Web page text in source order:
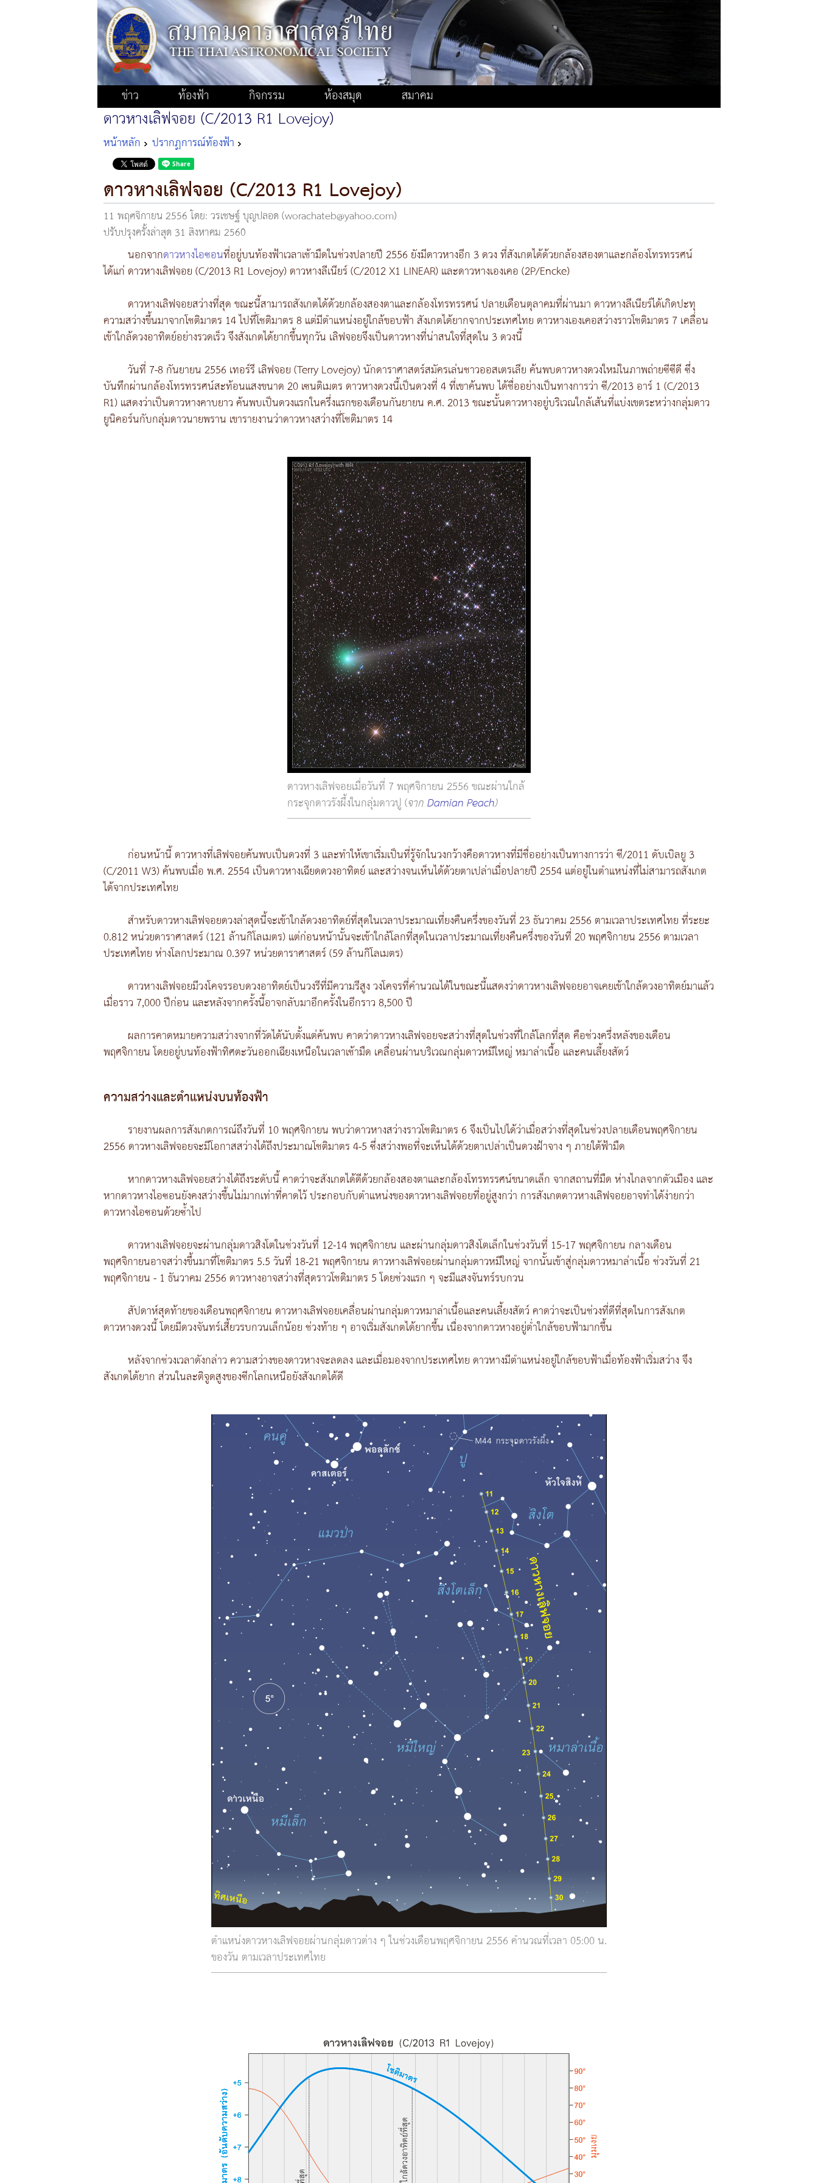
ข่าว ท้องฟ้า กิจกรรม ห้องสมุด สมาคม
ดาวหางเลิฟจอย (C/2013 R1 Lovejoy)
หน้าหลัก ปรากฏการณ์ท้องฟ้า
ดาวหางเลิฟจอย (C/2013 R1 Lovejoy)
11 พฤศจิกายน 2556โดย: วรเชษฐ์ บุญปลอด (worachateb@yahoo.com)
ปรับปรุงครั้งล่าสุด 31 สิงหาคม 2560
นอกจากดาวหางไอซอนที่อยู่บนท้องฟ้าเวลาเช้ามืดในช่วงปลายปี 2556 ยังมีดาวหางอีก 3 ดวง ที่สังเกตได้ด้วยกล้องสองตาและกล้องโทรทรรศน์
ได้แก่ ดาวหางเลิฟจอย (C/2013 R1 Lovejoy) ดาวหางลีเนียร์ (C/2012 X1 LINEAR) และดาวหางเองเคอ (2P/Encke)
ดาวหางเลิฟจอยสว่างที่สุด ขณะนี้สามารถสังเกตได้ด้วยกล้องสองตาและกล้องโทรทรรศน์ ปลายเดือนตุลาคมที่ผ่านมา ดาวหางลีเนียร์ได้เกิดปะทุ
ความสว่างขึ้นมาจากโชติมาตร 14 ไปที่โชติมาตร 8 แต่มีตำแหน่งอยู่ใกล้ขอบฟ้า สังเกตได้ยากจากประเทศไทย ดาวหางเองเคอสว่างราวโชติมาตร 7 เคลื่อน
เข้าใกล้ดวงอาทิตย์อย่างรวดเร็ว จึงสังเกตได้ยากขึ้นทุกวัน เลิฟจอยจึงเป็นดาวหางที่น่าสนใจที่สุดใน 3 ดวงนี้
วันที่ 7-8 กันยายน 2556 เทอร์รี เลิฟจอย (Terry Lovejoy) นักดาราศาสตร์สมัครเล่นชาวออสเตรเลีย ค้นพบดาวหางดวงใหม่ในภาพถ่ายซีซีดี ซึ่ง
บันทึกผ่านกล้องโทรทรรศน์สะท้อนแสงขนาด 20 เซนติเมตร ดาวหางดวงนี้เป็นดวงที่ 4 ที่เขาค้นพบ ได้ชื่ออย่างเป็นทางการว่า ซี/2013 อาร์ 1 (C/2013
R1) แสดงว่าเป็นดาวหางคาบยาว ค้นพบเป็นดวงแรกในครึ่งแรกของเดือนกันยายน ค.ศ. 2013 ขณะนั้นดาวหางอยู่บริเวณใกล้เส้นที่แบ่งเขตระหว่างกลุ่มดาว
ยูนิคอร์นกับกลุ่มดาวนายพราน เขารายงานว่าดาวหางสว่างที่โชติมาตร 14
ดาวหางเลิฟจอยเมื่อวันที่ 7 พฤศจิกายน 2556 ขณะผ่านใกล้
กระจุกดาวรังผึ้งในกลุ่มดาวปู (จากDamian Peach)
ก่อนหน้านี้ ดาวหางที่เลิฟจอยค้นพบเป็นดวงที่ 3 และทำให้เขาเริ่มเป็นที่รู้จักในวงกว้างคือดาวหางที่มีชื่ออย่างเป็นทางการว่า ซี/2011 ดับเบิลยู 3
(C/2011 W3) ค้นพบเมื่อ พ.ศ. 2554 เป็นดาวหางเฉียดดวงอาทิตย์ และสว่างจนเห็นได้ด้วยตาเปล่าเมื่อปลายปี 2554 แต่อยู่ในตำแหน่งที่ไม่สามารถสังเกต
ได้จากประเทศไทย
สำหรับดาวหางเลิฟจอยดวงล่าสุดนี้จะเข้าใกล้ดวงอาทิตย์ที่สุดในเวลาประมาณเที่ยงคืนครึ่งของวันที่ 23 ธันวาคม 2556 ตามเวลาประเทศไทย ที่ระยะ
0.812 หน่วยดาราศาสตร์ (121 ล้านกิโลเมตร) แต่ก่อนหน้านั้นจะเข้าใกล้โลกที่สุดในเวลาประมาณเที่ยงคืนครึ่งของวันที่ 20 พฤศจิกายน 2556 ตามเวลา
ประเทศไทย ห่างโลกประมาณ 0.397 หน่วยดาราศาสตร์ (59 ล้านกิโลเมตร)
ดาวหางเลิฟจอยมีวงโคจรรอบดวงอาทิตย์เป็นวงรีที่มีความรีสูง วงโคจรที่คำนวณได้ในขณะนี้แสดงว่าดาวหางเลิฟจอยอาจเคยเข้าใกล้ดวงอาทิตย์มาแล้ว
เมื่อราว 7,000 ปีก่อน และหลังจากครั้งนี้อาจกลับมาอีกครั้งในอีกราว 8,500 ปี
ผลการคาดหมายความสว่างจากที่วัดได้นับตั้งแต่ค้นพบ คาดว่าดาวหางเลิฟจอยจะสว่างที่สุดในช่วงที่ใกล้โลกที่สุด คือช่วงครึ่งหลังของเดือน
พฤศจิกายน โดยอยู่บนท้องฟ้าทิศตะวันออกเฉียงเหนือในเวลาเช้ามืด เคลื่อนผ่านบริเวณกลุ่มดาวหมีใหญ่ หมาล่าเนื้อ และคนเลี้ยงสัตว์
ความสว่างและตำแหน่งบนท้องฟ้า
รายงานผลการสังเกตการณ์ถึงวันที่ 10 พฤศจิกายน พบว่าดาวหางสว่างราวโชติมาตร 6 จึงเป็นไปได้ว่าเมื่อสว่างที่สุดในช่วงปลายเดือนพฤศจิกายน
2556 ดาวหางเลิฟจอยจะมีโอกาสสว่างได้ถึงประมาณโชติมาตร 4-5 ซึ่งสว่างพอที่จะเห็นได้ด้วยตาเปล่าเป็นดวงฝ้าจาง ๆ ภายใต้ฟ้ามืด
หากดาวหางเลิฟจอยสว่างได้ถึงระดับนี้ คาดว่าจะสังเกตได้ดีด้วยกล้องสองตาและกล้องโทรทรรศน์ขนาดเล็ก จากสถานที่มืด ห่างไกลจากตัวเมือง และ
หากดาวหางไอซอนยังคงสว่างขึ้นไม่มากเท่าที่คาดไว้ ประกอบกับตำแหน่งของดาวหางเลิฟจอยที่อยู่สูงกว่า การสังเกตดาวหางเลิฟจอยอาจทำได้ง่ายกว่า
ดาวหางไอซอนด้วยซ้ำไป
ดาวหางเลิฟจอยจะผ่านกลุ่มดาวสิงโตในช่วงวันที่ 12-14 พฤศจิกายน และผ่านกลุ่มดาวสิงโตเล็กในช่วงวันที่ 15-17 พฤศจิกายน กลางเดือน
พฤศจิกายนอาจสว่างขึ้นมาที่โชติมาตร 5.5 วันที่ 18-21 พฤศจิกายน ดาวหางเลิฟจอยผ่านกลุ่มดาวหมีใหญ่ จากนั้นเข้าสู่กลุ่มดาวหมาล่าเนื้อ ช่วงวันที่ 21
พฤศจิกายน - 1 ธันวาคม 2556 ดาวหางอาจสว่างที่สุดราวโชติมาตร 5 โดยช่วงแรก ๆ จะมีแสงจันทร์รบกวน
สัปดาห์สุดท้ายของเดือนพฤศจิกายน ดาวหางเลิฟจอยเคลื่อนผ่านกลุ่มดาวหมาล่าเนื้อและคนเลี้ยงสัตว์ คาดว่าจะเป็นช่วงที่ดีที่สุดในการสังเกต
ดาวหางดวงนี้ โดยมีดวงจันทร์เสี้ยวรบกวนเล็กน้อย ช่วงท้าย ๆ อาจเริ่มสังเกตได้ยากขึ้น เนื่องจากดาวหางอยู่ต่ำใกล้ขอบฟ้ามากขึ้น
หลังจากช่วงเวลาดังกล่าว ความสว่างของดาวหางจะลดลง และเมื่อมองจากประเทศไทย ดาวหางมีตำแหน่งอยู่ใกล้ขอบฟ้าเมื่อท้องฟ้าเริ่มสว่าง จึง
สังเกตได้ยาก ส่วนในละติจูดสูงของซีกโลกเหนือยังสังเกตได้ดี
ตำแหน่งดาวหางเลิฟจอยผ่านกลุ่มดาวต่าง ๆ ในช่วงเดือนพฤศจิกายน 2556 คำนวณที่เวลา 05:00 น.
ของวัน ตามเวลาประเทศไทย